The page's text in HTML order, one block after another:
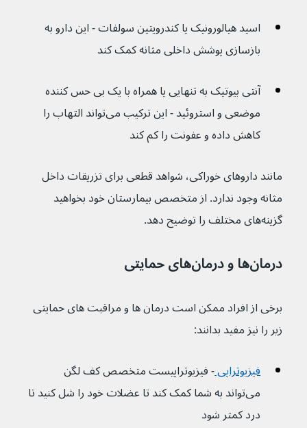
اسید هیالورونیک یا کندرویتین سولفات - این دارو به
بازسازی پوشش داخلی مثانه کمک کند
آنتی بیوتیک به تنهایی یا همراه با یک بی حس کننده
موضعی و استروئید - این ترکیب می‌تواند التهاب را
کاهش داده و عفونت را کم کند
مانند داروهای خوراکی، شواهد قطعی برای تزریقات داخل
مثانه وجود ندارد. از متخصص بیمارستان خود بخواهید
گزینه‌های مختلف را توضیح دهد.
درمان‌ها و درمان‌های حمایتی
برخی از افراد ممکن است درمان ها و مراقبت های حمایتی
زیر را نیز مفید بدانند:
فیزیوتراپی - فیزیوتراپیست متخصص کف لگن
می‌تواند به شما کمک کند تا عضلات خود را شل کنید تا
درد کمتر شود